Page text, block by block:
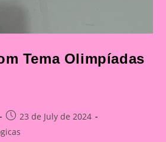
Tema Olimpíadas
Post
published:
23 de July de 2024